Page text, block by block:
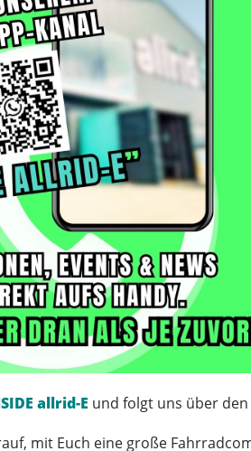
allrid-E und folgt uns über den
mit Euch eine große